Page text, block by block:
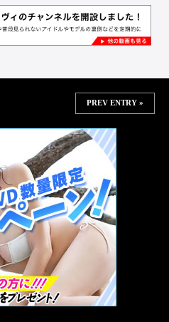
PREV ENTRY »